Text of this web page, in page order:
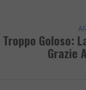
Troppo Goloso:
Grazie